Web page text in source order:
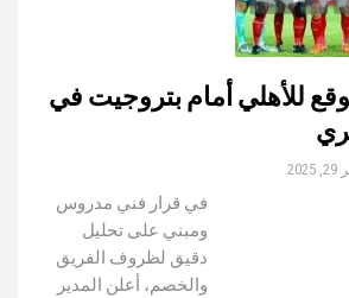
للأهلي أمام بتروجيت في
في قرار فني مدروس
ومبني على تحليل
دقيق لظروف الفريق
والخصم، أعلن المدير